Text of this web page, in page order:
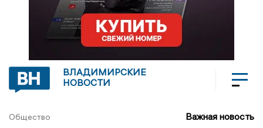
ВЛАДИМИРСКИЕ
НОВОСТИ
Общество Важная новость